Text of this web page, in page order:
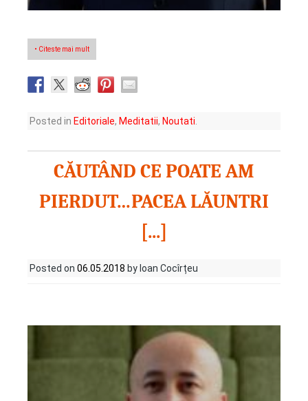
• Citeste mai mult
Posted in Editoriale, Meditatii, Noutati
CĂUTÂND CE POATE AM
PIERDUT…PACEA LĂUNTRI
[...]
Posted on 06.05.2018 by Ioan Cocîrțeu